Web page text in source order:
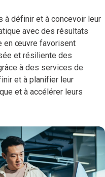
à définir et à concevoir leur
avec des résultats
en œuvre favorisent
et résiliente des
à des services de
et à planifier leur
et à accélérer leurs